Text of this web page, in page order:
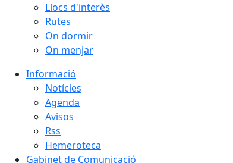
Llocs d'interès
Rutes
On dormir
On menjar
Informació
Notícies
Agenda
Avisos
Rss
Hemeroteca
Gabinet de Comunicació